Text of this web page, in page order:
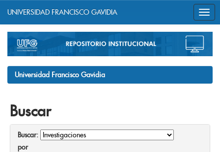
navigation
UNIVERSIDAD FRANCISCO GAVIDIA
Universidad Francisco Gavidia
Buscar
Buscar:
por